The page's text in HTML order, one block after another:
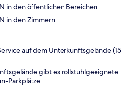
in den öffentlichen Bereichen
in den Zimmern
auf dem Unterkunftsgelände (15
gibt es rollstuhlgeeignete
Parkplätze